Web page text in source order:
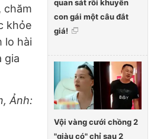
quan sát rồi khuyên
con gái một câu đắt
giá!
Vội vàng cưới chồng 2
"giàu có" chỉ sau 2
chăm
khỏe
lo hài
gia
Ảnh: